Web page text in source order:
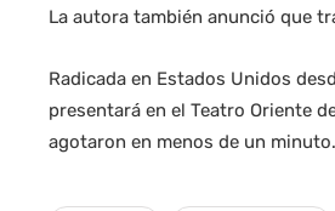
La autora también anunció que
Radicada en Estados Unidos
presentará en el Teatro Oriente
agotaron en menos de un minuto.